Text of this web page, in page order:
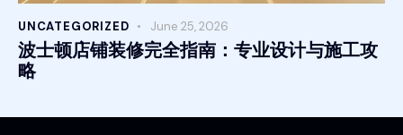
UNCATEGORIZED June 25, 2026
波士顿店铺装修完全指南：专业设计与施工攻
略